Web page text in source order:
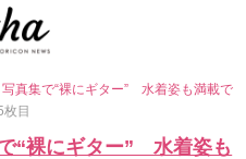
真集で“裸にギター” 水着姿も満載で
目
“裸にギター” 水着姿も